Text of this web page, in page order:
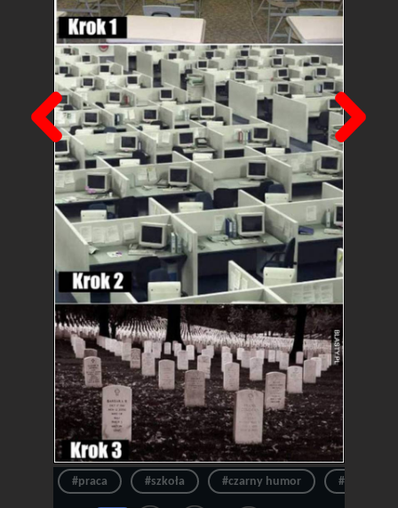
Poprzedni
#praca #szkoła #czarny humor #życie